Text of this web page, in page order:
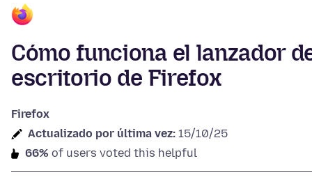
Cómo funciona el lanzador
escritorio de Firefox
Firefox
Actualizado por última vez: 15/10/25
66% of users voted this helpful